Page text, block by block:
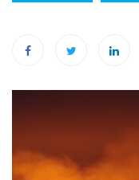
de
l’article